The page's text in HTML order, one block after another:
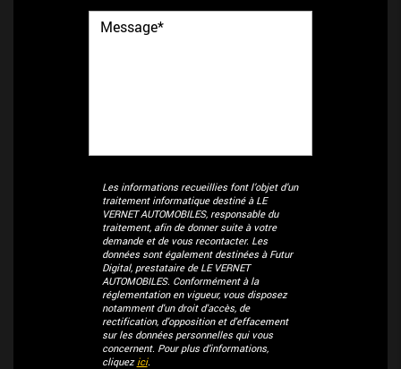
Les informations recueillies font l’objet d’un
traitement informatique destiné àLE
VERNET AUTOMOBILES, responsable du
traitement, afin de donner suite à votre
demande et de vous recontacter. Les
données sont également destinées à Futur
Digital, prestataire de LE VERNET
AUTOMOBILES. Conformément à la
réglementation en vigueur, vous disposez
notamment d'un droit d'accès, de
rectification, d'opposition et d'effacement
sur les données personnelles qui vous
concernent. Pour plus d’informations,
cliquez ici.